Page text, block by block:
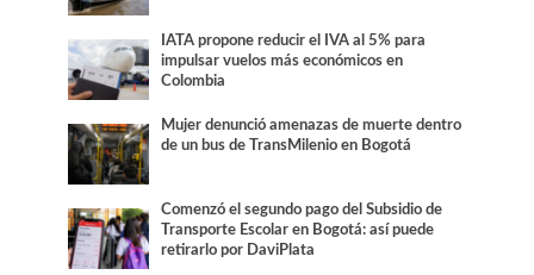
IATA propone reducir el IVA al 5% para
impulsar vuelos más económicos en
Colombia
Mujer denunció amenazas de muerte dentro
de un bus de TransMilenio en Bogotá
Comenzó el segundo pago del Subsidio de
Transporte Escolar en Bogotá: así puede
retirarlo por DaviPlata